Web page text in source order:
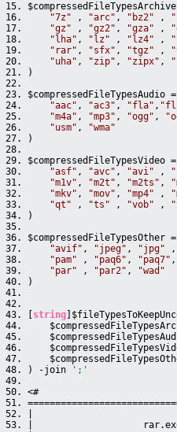
"7z" , "arc" , "bz2" ,
"gz" , "gz2" , "gza" ,
"lha" , "lz" , "lz4" ,
"rar" , "sfx" , "tgz" ,
"uha" , "zip" , "zipx" ,
)
$compressedFileTypesAudio
"aac" , "ac3" , "fla" ,
"m4a" , "mp3" , "ogg" ,
"usm" ,
"wma"
)
$compressedFileTypesVideo
"asf" , "avc" , "avi" ,
"m1v" , "m2t" , "m2ts" ,
"mkv" , "mov" , "mp4" ,
"qt" , "ts" , "vob" ,
)
$compressedFileTypesOther
"avif" , "jpeg" , "jpg"
"pam" , "paq6" , "paq7"
"par" , "par2" ,
"wad"
)
string
) -join
';'
<#
|